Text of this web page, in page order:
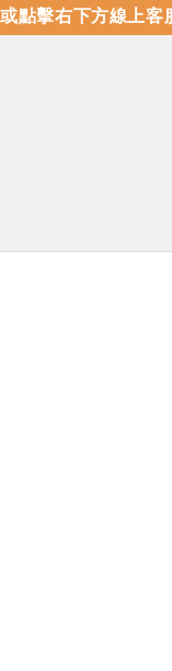
擊右下方線上客